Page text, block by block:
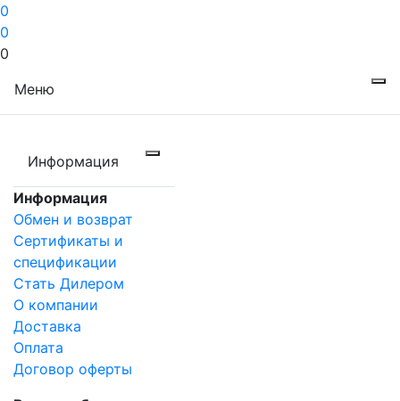
0
0
0
Меню
Информация
Информация
Обмен и возврат
Сертификаты и
спецификации
Стать Дилером
О компании
Доставка
Оплата
Договор оферты